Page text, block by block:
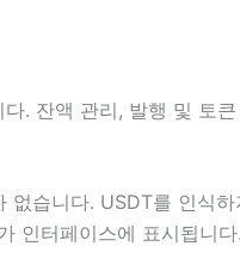
. 잔액 관리, 발행 및 토
습니다. USDT를 인식
인터페이스에 표시됩니다.